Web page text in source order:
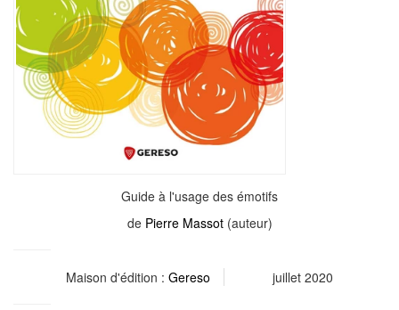
Guide à l'usage des émotifs
de Pierre Massot(auteur)
Maison d'édition : Gereso juillet 2020